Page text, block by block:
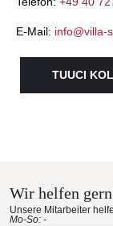
E-Mail: info@villa-
TUUCI
Wir helfen
Unsere Mitarbeiter
Mo-So: -